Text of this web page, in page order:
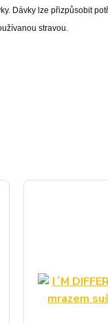
Dávky lze přizpůsobit
stravou.